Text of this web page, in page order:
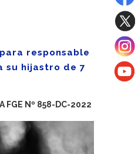
responsable
su hijastro de 7
FGE Nº 858-DC-2022